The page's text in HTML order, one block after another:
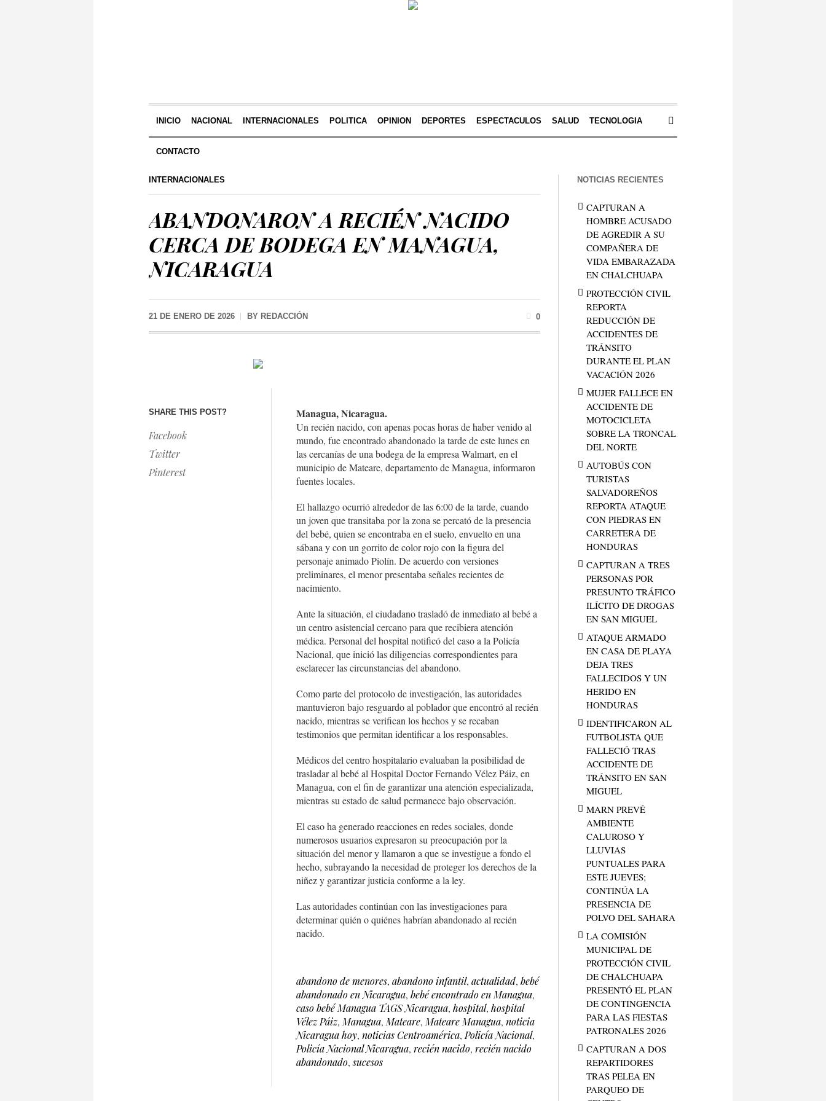
INICIO NACIONAL INTERNACIONALES POLITICA OPINION DEPORTES ESPECTACULOS SALUD TECNOLOGIA
CONTACTO
INTERNACIONALES
ABANDONARON A RECIÉN NACIDO
CERCA DE BODEGA EN MANAGUA,
NICARAGUA
21 DE ENERO DE 2026 BY REDACCIÓN 0
SHARE THIS POST?
Facebook
Twitter
Pinterest
Managua, Nicaragua.
Un recién nacido, con apenas pocas horas de haber venido al
mundo, fue encontrado abandonado la tarde de este lunes en
las cercanías de una bodega de la empresa Walmart, en el
municipio de Mateare, departamento de Managua, informaron
fuentes locales.
El hallazgo ocurrió alrededor de las 6:00 de la tarde, cuando
un joven que transitaba por la zona se percató de la presencia
del bebé, quien se encontraba en el suelo, envuelto en una
sábana y con un gorrito de color rojo con la figura del
personaje animado Piolín. De acuerdo con versiones
preliminares, el menor presentaba señales recientes de
nacimiento.
Ante la situación, el ciudadano trasladó de inmediato al bebé a
un centro asistencial cercano para que recibiera atención
médica. Personal del hospital notificó del caso a la Policía
Nacional, que inició las diligencias correspondientes para
esclarecer las circunstancias del abandono.
Como parte del protocolo de investigación, las autoridades
mantuvieron bajo resguardo al poblador que encontró al recién
nacido, mientras se verifican los hechos y se recaban
testimonios que permitan identificar a los responsables.
Médicos del centro hospitalario evaluaban la posibilidad de
trasladar al bebé al Hospital Doctor Fernando Vélez Páiz, en
Managua, con el fin de garantizar una atención especializada,
mientras su estado de salud permanece bajo observación.
El caso ha generado reacciones en redes sociales, donde
numerosos usuarios expresaron su preocupación por la
situación del menor y llamaron a que se investigue a fondo el
hecho, subrayando la necesidad de proteger los derechos de la
niñez y garantizar justicia conforme a la ley.
Las autoridades continúan con las investigaciones para
determinar quién o quiénes habrían abandonado al recién
nacido.
abandono de menores, abandono infantil, actualidad, bebé
abandonado en Nicaragua, bebé encontrado en Managua,
caso bebé Managua TAGS Nicaragua, hospital, hospital
Vélez Páiz,Managua,Mateare,Mateare Managua, noticia
Nicaragua hoy, noticias Centroamérica,Policía Nacional,
Policía Nacional Nicaragua, recién nacido, recién nacido
abandonado,sucesos
NOTICIAS RECIENTES
CAPTURAN A
HOMBRE ACUSADO
DE AGREDIR A SU
COMPAÑERA DE
VIDA EMBARAZADA
EN CHALCHUAPA
PROTECCIÓN CIVIL
REPORTA
REDUCCIÓN DE
ACCIDENTES DE
TRÁNSITO
DURANTE EL PLAN
VACACIÓN 2026
MUJER FALLECE EN
ACCIDENTE DE
MOTOCICLETA
SOBRE LA TRONCAL
DEL NORTE
AUTOBÚS CON
TURISTAS
SALVADOREÑOS
REPORTA ATAQUE
CON PIEDRAS EN
CARRETERA DE
HONDURAS
CAPTURAN A TRES
PERSONAS POR
PRESUNTO TRÁFICO
ILÍCITO DE DROGAS
EN SAN MIGUEL
ATAQUE ARMADO
EN CASA DE PLAYA
DEJA TRES
FALLECIDOS Y UN
HERIDO EN
HONDURAS
IDENTIFICARON AL
FUTBOLISTA QUE
FALLECIÓ TRAS
ACCIDENTE DE
TRÁNSITO EN SAN
MIGUEL
MARN PREVÉ
AMBIENTE
CALUROSO Y
LLUVIAS
PUNTUALES PARA
ESTE JUEVES;
CONTINÚA LA
PRESENCIA DE
POLVO DEL SAHARA
LA COMISIÓN
MUNICIPAL DE
PROTECCIÓN CIVIL
DE CHALCHUAPA
PRESENTÓ EL PLAN
DE CONTINGENCIA
PARA LAS FIESTAS
PATRONALES 2026
CAPTURAN A DOS
REPARTIDORES
TRAS PELEA EN
PARQUEO DE